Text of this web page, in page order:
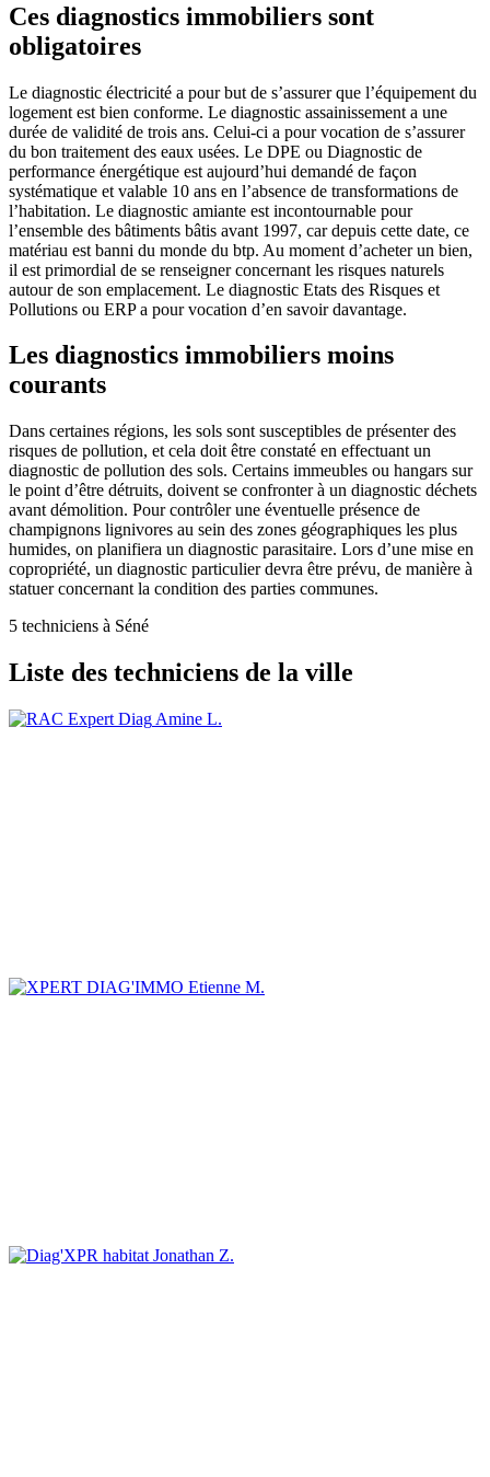
Ces diagnostics immobiliers sont
obligatoires
Le diagnostic électricité a pour but de s’assurer que l’équipement du
logement est bien conforme. Le diagnostic assainissement a une
durée de validité de trois ans. Celui-ci a pour vocation de s’assurer
du bon traitement des eaux usées. Le DPE ou Diagnostic de
performance énergétique est aujourd’hui demandé de façon
systématique et valable 10 ans en l’absence de transformations de
l’habitation. Le diagnostic amiante est incontournable pour
l’ensemble des bâtiments bâtis avant 1997, car depuis cette date, ce
matériau est banni du monde du btp. Au moment d’acheter un bien,
il est primordial de se renseigner concernant les risques naturels
autour de son emplacement. Le diagnostic Etats des Risques et
Pollutions ou ERP a pour vocation d’en savoir davantage.
Les diagnostics immobiliers moins
courants
Dans certaines régions, les sols sont susceptibles de présenter des
risques de pollution, et cela doit être constaté en effectuant un
diagnostic de pollution des sols. Certains immeubles ou hangars sur
le point d’être détruits, doivent se confronter à un diagnostic déchets
avant démolition. Pour contrôler une éventuelle présence de
champignons lignivores au sein des zones géographiques les plus
humides, on planifiera un diagnostic parasitaire. Lors d’une mise en
copropriété, un diagnostic particulier devra être prévu, de manière à
statuer concernant la condition des parties communes.
5 techniciens à Séné
Liste des techniciens de la ville
Amine L.
Etienne M.
Jonathan Z.